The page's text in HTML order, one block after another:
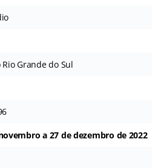
Rio Grande do Sul
a 27 de dezembro de 2022